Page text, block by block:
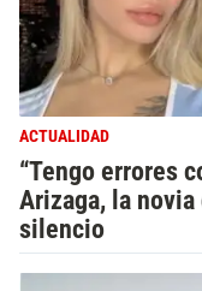
ACTUALIDAD
“Tengo errores
Arizaga, la novia
silencio